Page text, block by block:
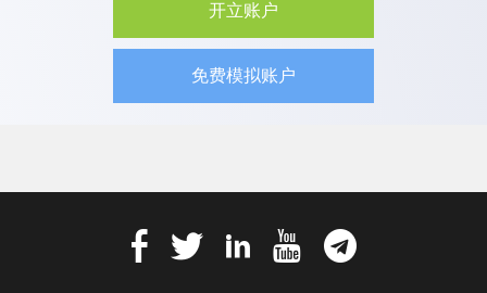
开立账户
免费模拟账户